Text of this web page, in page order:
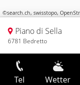
©search.ch, swisstopo,
Piano di Sella
6781 Bedretto
Tel Wetter